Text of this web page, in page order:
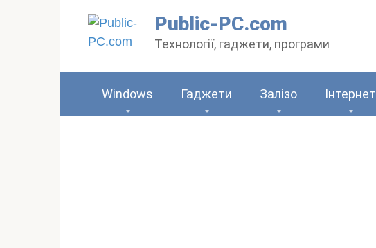
Public-PC.com
Технології, гаджети, програми
Windows Гаджети Залізо Інтернет